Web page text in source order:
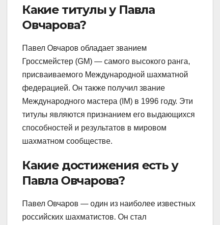
Какие титулы у Павла
Овчарова?
Павел Овчаров обладает званием
Гроссмейстер (GM) — самого высокого ранга,
присваиваемого Международной шахматной
федерацией. Он также получил звание
Международного мастера (IM) в 1996 году. Эти
титулы являются признанием его выдающихся
способностей и результатов в мировом
шахматном сообществе.
Какие достижения есть у
Павла Овчарова?
Павел Овчаров — один из наиболее известных
российских шахматистов. Он стал